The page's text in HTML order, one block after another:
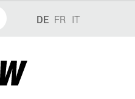
DE FR IT